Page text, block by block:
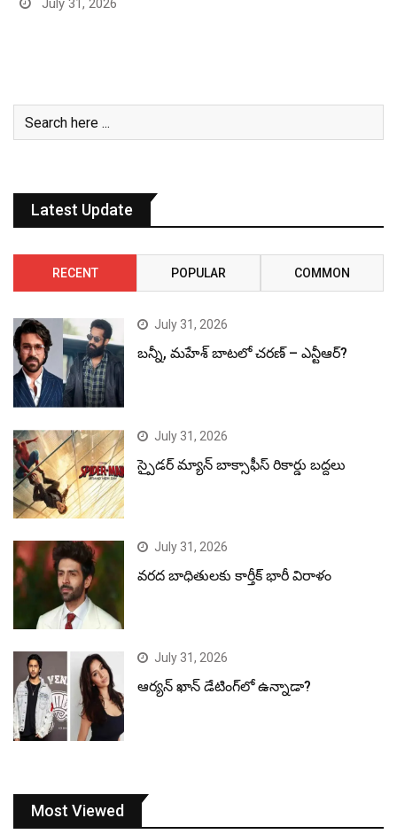
July 31, 2026
Latest Update
RECENT POPULAR COMMON
July 31, 2026
బన్నీ, మహేశ్ బాటలో చరణ్ – ఎన్టీఆర్?
July 31, 2026
స్పైడర్ మ్యాన్ బాక్సాఫీస్ రికార్డు బద్దలు
July 31, 2026
వరద బాధితులకు కార్తీక్ భారీ విరాళం
July 31, 2026
ఆర్యన్ ఖాన్ డేటింగ్‌లో ఉన్నాడా?
Most Viewed